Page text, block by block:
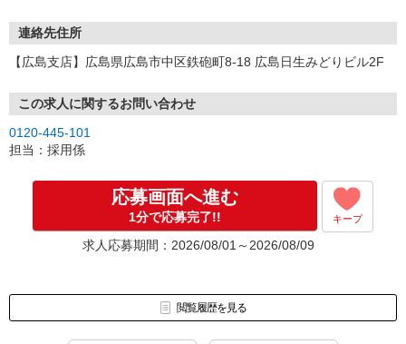
連絡先住所
【広島支店】広島県広島市中区鉄砲町8-18 広島日生みどりビル2F
この求人に関するお問い合わせ
0120-445-101
担当：採用係
応募画面へ進む
1分で応募完了!! キープ
求人応募期間：2026/08/01～2026/08/09
閲覧履歴を見る